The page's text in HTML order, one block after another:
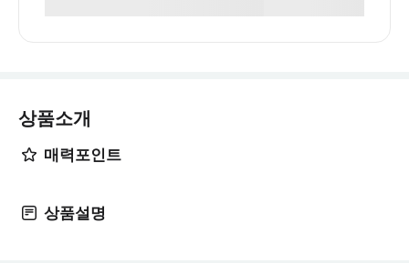
상품소개
매력포인트
상품설명